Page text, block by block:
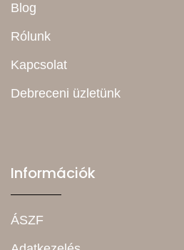
Blog
Rólunk
Kapcsolat
Debreceni üzletünk
Információk
ÁSZF